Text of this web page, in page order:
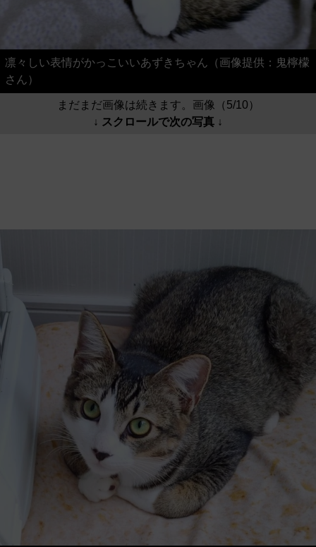
凛々しい表情がかっこいいあずきちゃん（画像提供：鬼檸檬
さん）
まだまだ画像は続きます。画像（5/10）
↓ スクロールで次の写真 ↓